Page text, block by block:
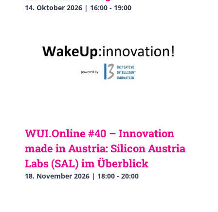
14. Oktober 2026 | 16:00 - 19:00
WUI.Online #40 – Innovation
made in Austria: Silicon Austria
Labs (SAL) im Überblick
18. November 2026 | 18:00 - 20:00